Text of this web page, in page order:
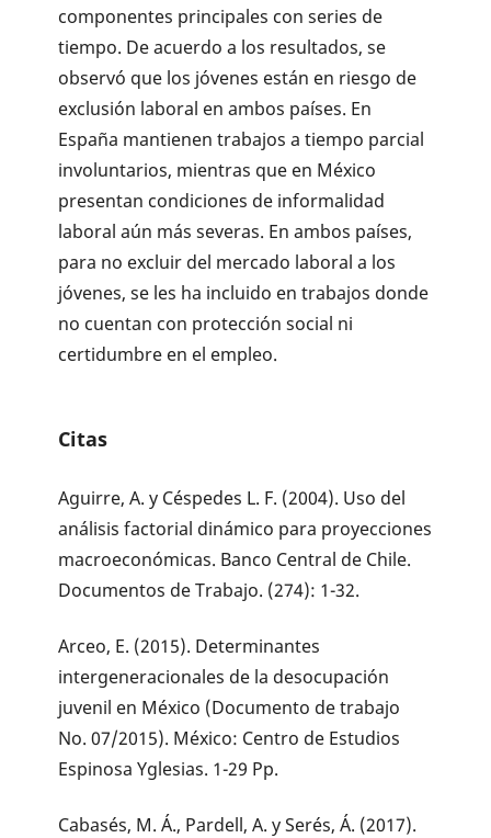
componentes principales con series de
tiempo. De acuerdo a los resultados, se
observó que los jóvenes están en riesgo de
exclusión laboral en ambos países. En
España mantienen trabajos a tiempo parcial
involuntarios, mientras que en México
presentan condiciones de informalidad
laboral aún más severas. En ambos países,
para no excluir del mercado laboral a los
jóvenes, se les ha incluido en trabajos donde
no cuentan con protección social ni
certidumbre en el empleo.
Citas
Aguirre, A. y Céspedes L. F. (2004). Uso del
análisis factorial dinámico para proyecciones
macroeconómicas. Banco Central de Chile.
Documentos de Trabajo. (274): 1-32.
Arceo, E. (2015). Determinantes
intergeneracionales de la desocupación
juvenil en México (Documento de trabajo
No. 07/2015). México: Centro de Estudios
Espinosa Yglesias. 1-29 Pp.
Cabasés, M. Á., Pardell, A. y Serés, Á. (2017).